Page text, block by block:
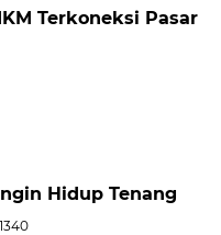
Terkoneksi Pasar
Hidup Tenang
1340